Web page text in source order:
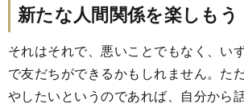
新たな人間関係を楽しもう
それはそれで、悪いことでもなく、い
で友だちができるかもしれません。た
やしたいというのであれば、自分から